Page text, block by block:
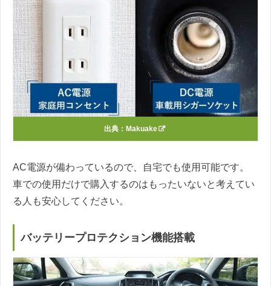
出典： Makuake
AC電源が備わっているので、自宅でも使用可能です。
車での使用だけで購入するのはもったいないと考えてい
る人も安心してください。
バッテリープロテクション機能搭載